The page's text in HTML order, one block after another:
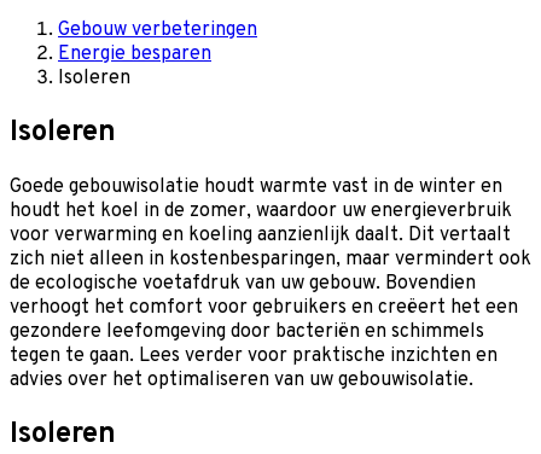
Gebouw verbeteringen
Energie besparen
Isoleren
Isoleren
Goede gebouwisolatie houdt warmte vast in de winter en
houdt het koel in de zomer, waardoor uw energieverbruik
voor verwarming en koeling aanzienlijk daalt. Dit vertaalt
zich niet alleen in kostenbesparingen, maar vermindert ook
de ecologische voetafdruk van uw gebouw. Bovendien
verhoogt het comfort voor gebruikers en creëert het een
gezondere leefomgeving door bacteriën en schimmels
tegen te gaan. Lees verder voor praktische inzichten en
advies over het optimaliseren van uw gebouwisolatie.
Isoleren